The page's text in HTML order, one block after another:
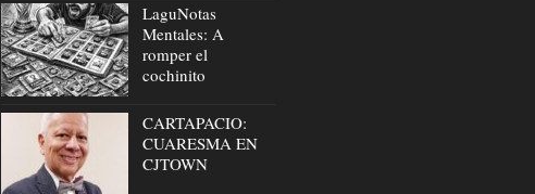
LaguNotas
Mentales: A
romper el
cochinito
CARTAPACIO:
CUARESMA EN
CJTOWN